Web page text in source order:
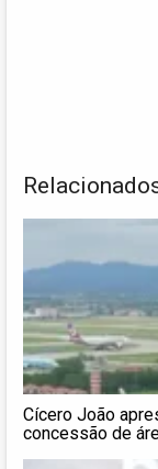
Cícero João
concessão de